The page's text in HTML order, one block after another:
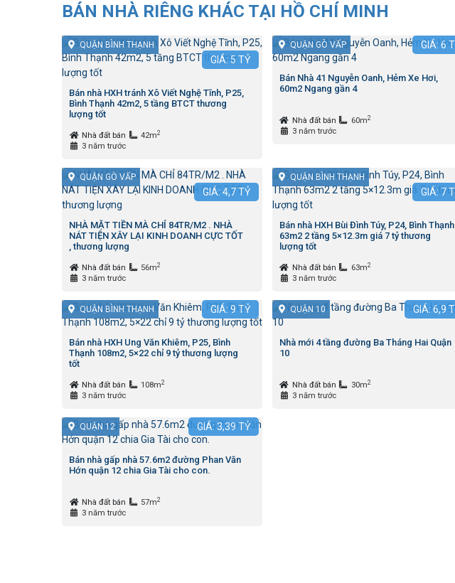
BÁN NHÀ RIÊNG KHÁC TẠI HỒ CHÍ MINH
QUẬN BÌNH THẠNH
GIÁ:5 TỶ
Bán nhà HXH tránh Xô Viết Nghệ Tĩnh, P25,
Bình Thạnh 42m2, 5 tầng BTCT thương
lượng tốt
Nhà đất bán 42m2
3 năm trước
QUẬN GÒ VẤP GIÁ:6
Bán Nhà 41 Nguyễn Oanh, Hẻm Xe Hơi,
60m2 Ngang gần 4
Nhà đất bán 60m2
3 năm trước
QUẬN GÒ VẤP
GIÁ:4,7TỶ
NHÀ MẶT TIỀN MÀ CHỈ 84TR/M2 . NHÀ
NÁT TIỆN XÂY LẠI KINH DOANH CỰC TỐT
, thương lượng
Nhà đất bán 56m2
3 năm trước
QUẬN BÌNH THẠNH
GIÁ:7
Bán nhà HXH Bùi Đình Túy, P24, Bình Thạnh
63m2 2 tầng 5×12.3m giá 7 tỷ thương
lượng tốt
Nhà đất bán 63m2
3 năm trước
QUẬN BÌNH THẠNH GIÁ:9TỶ
Bán nhà HXH Ung Văn Khiêm, P25, Bình
Thạnh 108m2, 5×22 chỉ 9 tỷ thương lượng
tốt
Nhà đất bán 108m2
3 năm trước
QUẬN 10 GIÁ:6,9
Nhà mới 4 tầng đường Ba Tháng Hai Quận
10
Nhà đất bán 30m2
3 năm trước
QUẬN 12 GIÁ: 3,39TỶ
Bán nhà gấp nhà 57.6m2 đường Phan Văn
Hớn quận 12 chia Gia Tài cho con.
Nhà đất bán 57m2
3 năm trước